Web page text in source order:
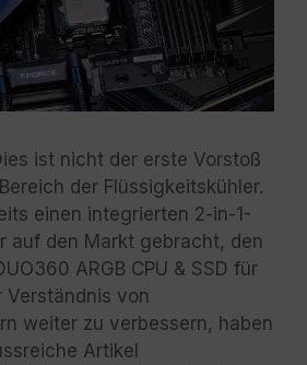
ist nicht der erste Vorstoß
der Flüssigkeitskühler.
einen integrierten 2-in-1-
auf den Markt gebracht, den
ARGB CPU & SSD für
Verständnis von
weiter zu verbessern, haben
Artikel